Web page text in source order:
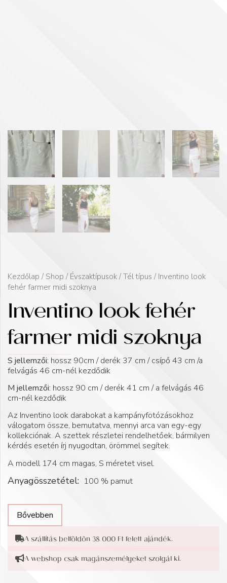
Kezdőlap / Shop / Évszaktípusok / Tél típus / Inventino look
fehér farmer midi szoknya
Inventino look fehér
farmer midi szoknya
S jellemzői: hossz 90cm / derék 37 cm / csípő 43 cm /a
felvágás 46 cm-nél kezdődik
M jellemzői: hossz 90 cm / derék 41 cm / a felvágás 46
cm-nél kezdődik
Az Inventino look darabokat a kampányfotózásokhoz
válogatom össze, bemutatva, mennyi arca van egy-egy
kollekciónak. A szettek részletei rendelhetőek, bármilyen
kérdés esetén írj nyugodtan, örömmel segítek.
A modell 174 cm magas, S méretet visel.
Anyagösszetétel: 100 % pamut
Bővebben
A szállítás belföldön 38 000 Ft felett ajándék.
A webshop csak magánszemélyeket szolgál ki.